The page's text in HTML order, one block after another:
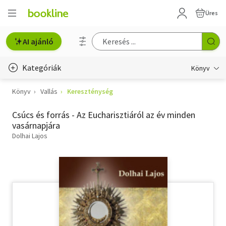
Üres
AI ajánló
Kategóriák Könyv
Életmód, egészség
Erotika
Gyermek- és ifjúsági
Hobbi, szabadidő
Könyv Vallás Kereszténység
Csúcs és forrás - Az Eucharisztiáról az év minden
vasárnapjára
Dolhai Lajos